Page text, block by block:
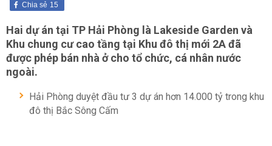
15
Chia sẻ
Hai dự án tại TP Hải Phòng là Lakeside Garden và
Khu chung cư cao tầng tại Khu đô thị mới 2A đã
được phép bán nhà ở cho tổ chức, cá nhân nước
ngoài.
Hải Phòng duyệt đầu tư 3 dự án hơn 14.000 tỷ trong khu
đô thị Bắc Sông Cấm